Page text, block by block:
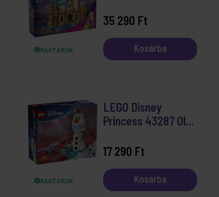
RAKTÁRON
35 290 Ft
Kosárba
RAKTÁRON
LEGO Disney
Princess 43287 Olaf
Piknikezése
17 290 Ft
Kosárba